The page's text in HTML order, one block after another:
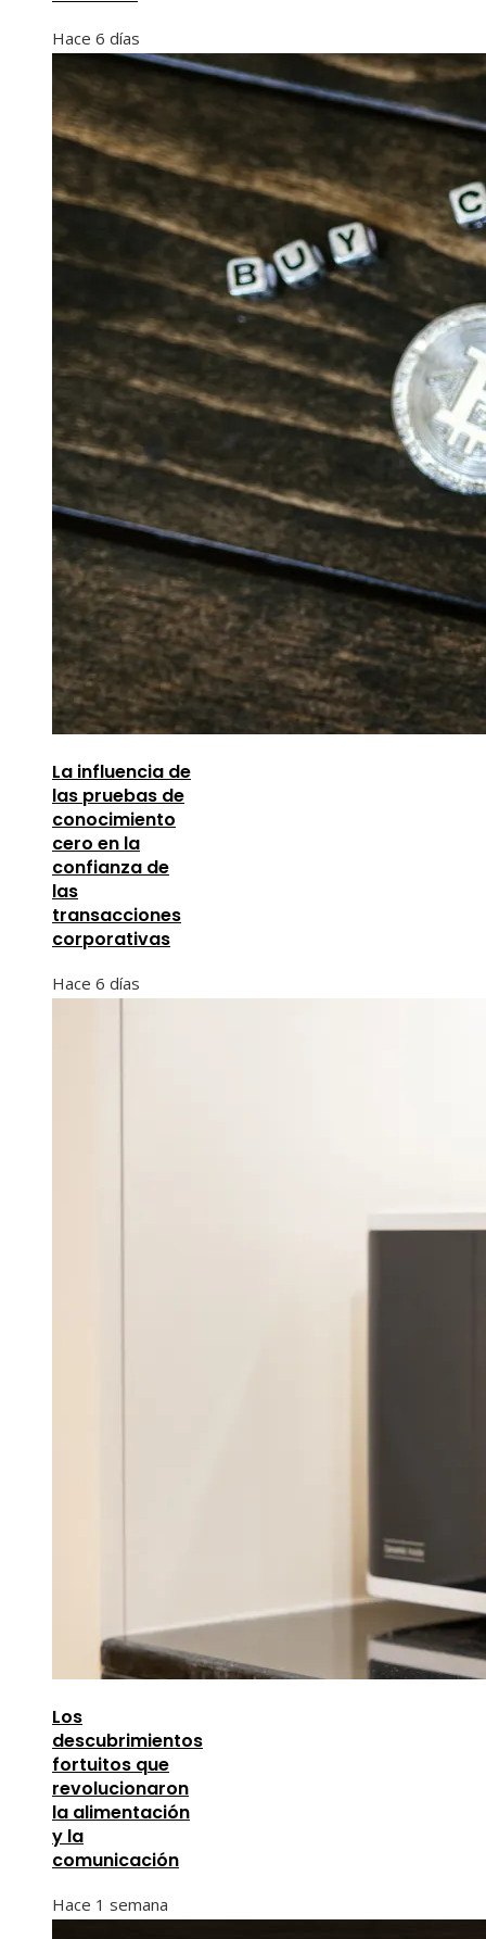
Hace 6 días
La influencia de
las pruebas de
conocimiento
cero en la
confianza de
las
transacciones
corporativas
Hace 6 días
Los
descubrimientos
fortuitos que
revolucionaron
la alimentación
y la
comunicación
Hace 1 semana